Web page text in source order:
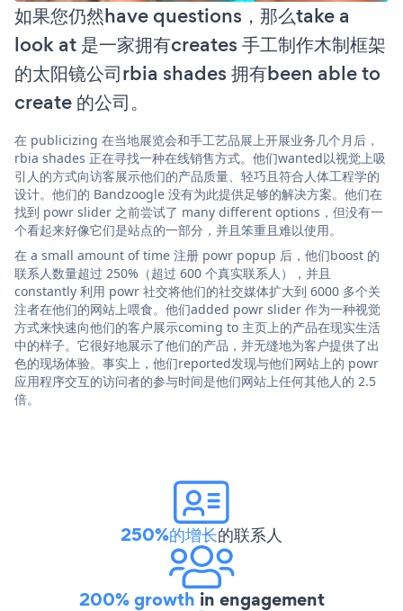
如果您仍然have questions，那么take a
look at 是一家拥有creates 手工制作木制框架
的太阳镜公司rbia shades 拥有been able to
create 的公司。
在 publicizing 在当地展览会和手工艺品展上开展业务几个月后，
rbia shades 正在寻找一种在线销售方式。他们wanted以视觉上吸
引人的方式向访客展示他们的产品质量、轻巧且符合人体工程学的
设计。他们的 Bandzoogle 没有为此提供足够的解决方案。他们在
找到 powr slider 之前尝试了 many different options，但没有一
个看起来好像它们是站点的一部分，并且笨重且难以使用。
在 a small amount of time 注册 powr popup 后，他们boost 的
联系人数量超过 250%（超过 600 个真实联系人），并且
constantly 利用 powr 社交将他们的社交媒体扩大到 6000 多个关
注者在他们的网站上喂食。他们added powr slider 作为一种视觉
方式来快速向他们的客户展示coming to 主页上的产品在现实生活
中的样子。它很好地展示了他们的产品，并无缝地为客户提供了出
色的现场体验。事实上，他们reported发现与他们网站上的 powr
应用程序交互的访问者的参与时间是他们网站上任何其他人的 2.5
倍。
250%的增长的联系人
200% growth in engagement